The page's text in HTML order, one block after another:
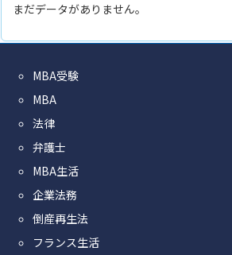
まだデータがありません。
MBA受験
MBA
法律
弁護士
MBA生活
企業法務
倒産再生法
フランス生活